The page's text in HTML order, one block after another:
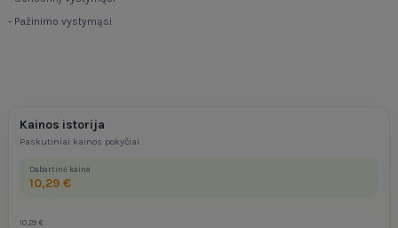
- Pažinimo vystymąsi
Kainos istorija
Paskutiniai kainos pokyčiai
Dabartinė kaina
10,29 €
10,29 €